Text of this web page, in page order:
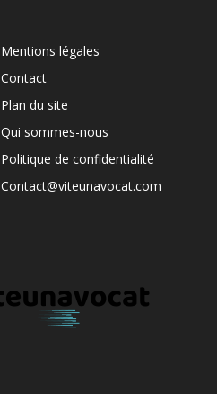
Mentions légales
Contact
Plan du site
Qui sommes-nous
Politique de confidentialité
Contact@viteunavocat.com